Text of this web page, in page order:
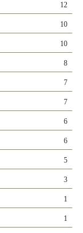
12
10
10
8
7
7
6
6
5
3
1
1